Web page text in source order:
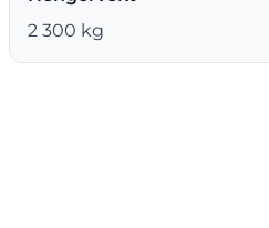
2 300 kg